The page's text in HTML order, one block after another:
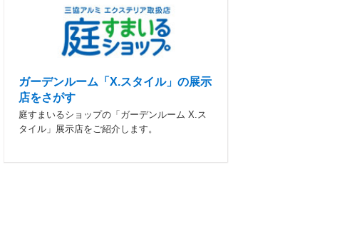
ガーデンルーム「X.スタイル」の展示
店をさがす
庭すまいるショップの「ガーデンルーム X.ス
タイル」展示店をご紹介します。